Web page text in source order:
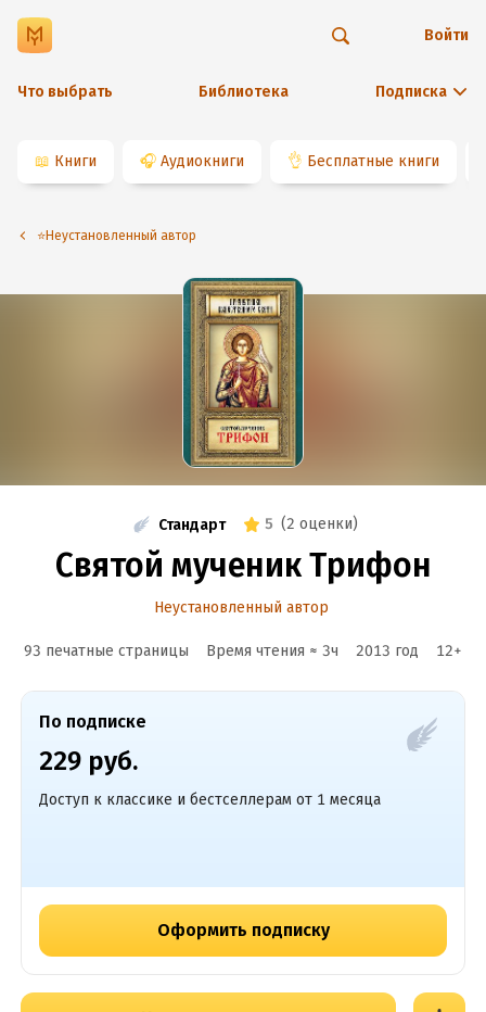
Что выбрать Библиотека Подписка
Войти
📖 Книги 🎧 Аудиокниги 👌 Бесплатные книги
⭐️Неустановленный автор
Стандарт 5 (2 оценки)
Святой мученик Трифон
Неустановленный автор
93 печатные страницы Время чтения ≈ 3ч 2013 год 12+
По подписке
229 руб.
Доступ к классике и бестселлерам от 1 месяца
Оформить подписку